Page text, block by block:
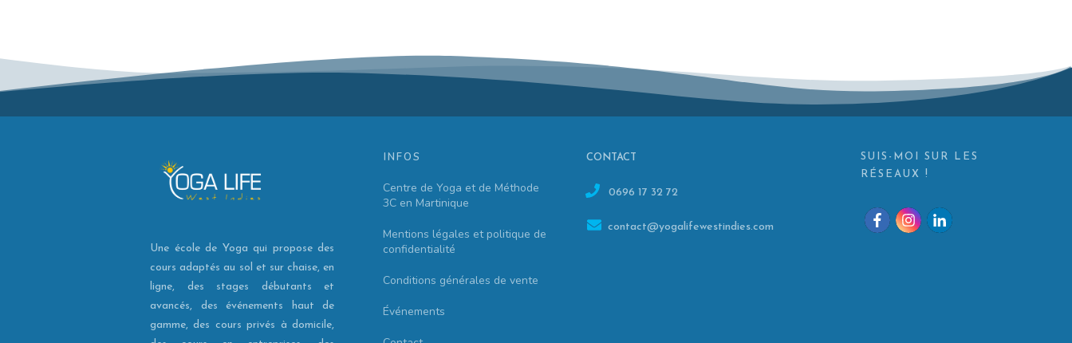
Une école de Yoga qui propose des
cours adaptés au sol et sur chaise, en
ligne, des stages débutants et
avancés, des événements haut de
gamme, des cours privés à domicile,
INFOS
Centre de Yoga et de Méthode
3C en Martinique
Mentions légales et politique de
confidentialité
Conditions générales de vente
Événements
CONTACT
0696 17 32 72
contact@yogalifewestindies.com
SUIS-MOI SUR LES
RÉSEAUX !